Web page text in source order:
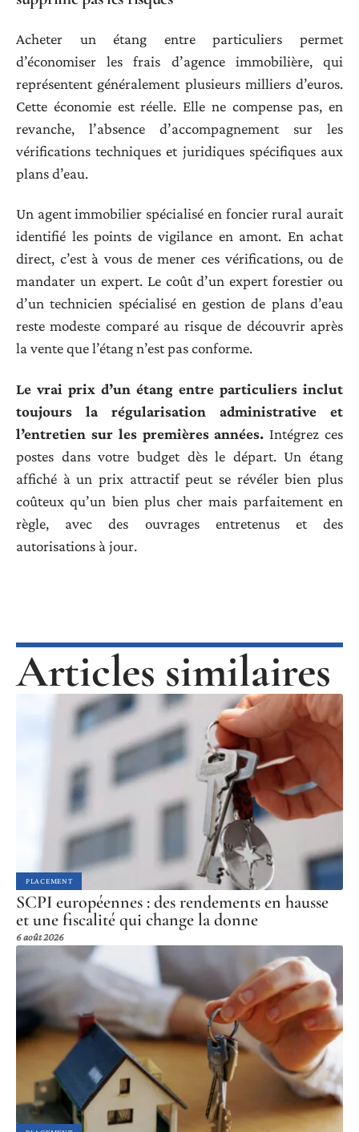
Acheter un étang entre particuliers permet
d’économiser les frais d’agence immobilière, qui
représentent généralement plusieurs milliers d’euros.
Cette économie est réelle. Elle ne compense pas, en
revanche, l’absence d’accompagnement sur les
vérifications techniques et juridiques spécifiques aux
plans d’eau.
Un agent immobilier spécialisé en foncier rural aurait
identifié les points de vigilance en amont. En achat
direct, c’est à vous de mener ces vérifications, ou de
mandater un expert. Le coût d’un expert forestier ou
d’un technicien spécialisé en gestion de plans d’eau
reste modeste comparé au risque de découvrir après
la vente que l’étang n’est pas conforme.
Le vrai prix d’un étang entre particuliers inclut
toujours la régularisation administrative et
l’entretien sur les premières années. Intégrez ces
postes dans votre budget dès le départ. Un étang
affiché à un prix attractif peut se révéler bien plus
coûteux qu’un bien plus cher mais parfaitement en
règle, avec des ouvrages entretenus et des
autorisations à jour.
Articles similaires
PLACEMENT
SCPI européennes : des rendements en hausse
et une fiscalité qui change la donne
6 août 2026